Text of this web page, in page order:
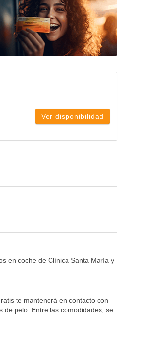
Ver disponibilidad
en coche de Clínica Santa María y
te mantendrá en contacto con
de pelo. Entre las comodidades, se